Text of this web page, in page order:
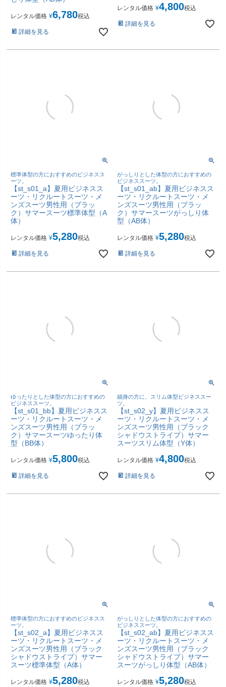
レンタル価格 ¥6,780税込
詳細を見る
レンタル価格 ¥4,800税込
詳細を見る
標準体型の方におすすめのビジネスス
ーツ。
【st_s01_a】夏用ビジネスス
ーツ・リクルートスーツ・メ
ンズスーツ男性用（ブラッ
ク）サマースーツ標準体型（A
体）
レンタル価格 ¥5,280税込
詳細を見る
がっしりとした体型の方におすすめの
ビジネススーツ。
【st_s01_ab】夏用ビジネスス
ーツ・リクルートスーツ・メ
ンズスーツ男性用（ブラッ
ク）サマースーツがっしり体
型（AB体）
レンタル価格 ¥5,280税込
詳細を見る
ゆったりとした体型の方におすすめの
ビジネススーツ。
【st_s01_bb】夏用ビジネスス
ーツ・リクルートスーツ・メ
ンズスーツ男性用（ブラッ
ク）サマースーツゆったり体
型（BB体）
レンタル価格 ¥5,800税込
詳細を見る
細身の方に、スリム体型ビジネススー
ツ。
【st_s02_y】夏用ビジネスス
ーツ・リクルートスーツ・メ
ンズスーツ男性用（ブラック
シャドウストライプ）サマー
スーツスリム体型（Y体）
レンタル価格 ¥4,800税込
詳細を見る
標準体型の方におすすめのビジネスス
ーツ。
【st_s02_a】夏用ビジネスス
ーツ・リクルートスーツ・メ
ンズスーツ男性用（ブラック
シャドウストライプ）サマー
スーツ標準体型（A体）
レンタル価格 ¥5,280税込
がっしりとした体型の方におすすめの
ビジネススーツ。
【st_s02_ab】夏用ビジネスス
ーツ・リクルートスーツ・メ
ンズスーツ男性用（ブラック
シャドウストライプ）サマー
スーツがっしり体型（AB体）
レンタル価格 ¥5,280税込